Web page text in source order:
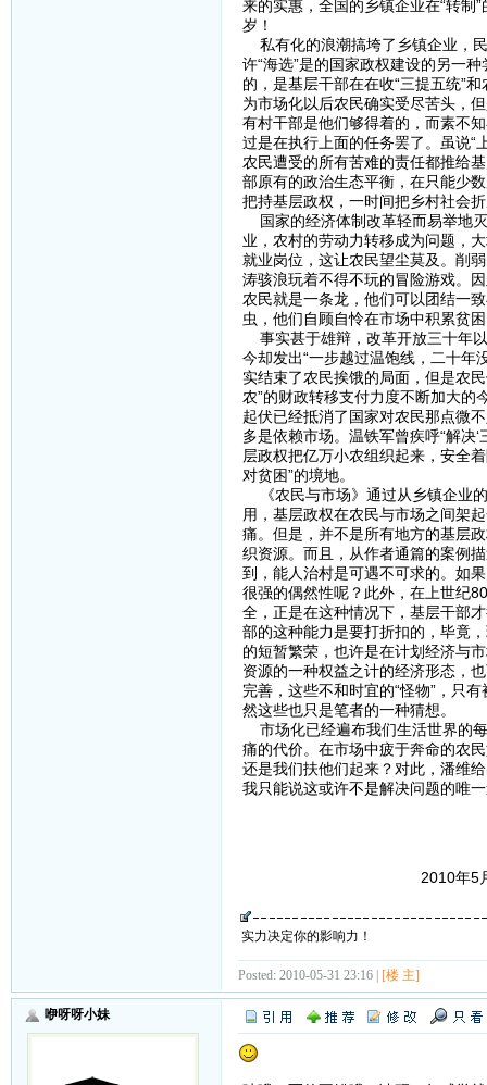
来的实惠，全国的乡镇企业在“转制
岁！
私有化的浪潮搞垮了乡镇企业，
许“海选”是的国家政权建设的另一
的，是基层干部在在收“三提五统”
为市场化以后农民确实受尽苦头，
有村干部是他们够得着的，而素不
过是在执行上面的任务罢了。虽说“
农民遭受的所有苦难的责任都推给
部原有的政治生态平衡，在只能少
把持基层政权，一时间把乡村社会
国家的经济体制改革轻而易举地
业，农村的劳动力转移成为问题，
就业岗位，这让农民望尘莫及。削
涛骇浪玩着不得不玩的冒险游戏。
农民就是一条龙，他们可以团结一
虫，他们自顾自怜在市场中积累贫
事实甚于雄辩，改革开放三十年
今却发出“一步越过温饱线，二十年
实结束了农民挨饿的局面，但是农
农”的财政转移支付力度不断加大
起伏已经抵消了国家对农民那点微
多是依赖市场。温铁军曾疾呼“解决
层政权把亿万小农组织起来，安全
对贫困”的境地。
《农民与市场》通过从乡镇企业
用，基层政权在农民与市场之间架
痛。但是，并不是所有地方的基层
织资源。而且，从作者通篇的案例
到，能人治村是可遇不可求的。如
很强的偶然性呢？此外，在上世纪
全，正是在这种情况下，基层干部
部的这种能力是要打折扣的，毕竟
的短暂繁荣，也许是在计划经济与
资源的一种权益之计的经济形态，
完善，这些不和时宜的“怪物”，只
然这些也只是笔者的一种猜想。
市场化已经遍布我们生活世界的
痛的代价。在市场中疲于奔命的农
还是我们扶他们起来？对此，潘维
我只能说这或许不是解决问题的唯
2010年5月29日下
实力决定你的影响力！
Posted: 2010-05-31 23:16 | [楼 主]
咿呀呀小妹